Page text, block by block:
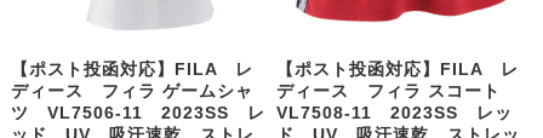
【ポスト投函対応】FILA レ
ディース フィラ ゲームシャ
ツ VL7506-11 2023SS レ
ッド UV 吸汗速乾 ストレ
【ポスト投函対応】FILA レ
ディース フィラ スコート
VL7508-11 2023SS レッ
ド UV 吸汗速乾 ストレッ